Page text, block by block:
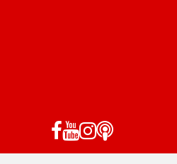
Facebook
YouTube
Instagram
Podd